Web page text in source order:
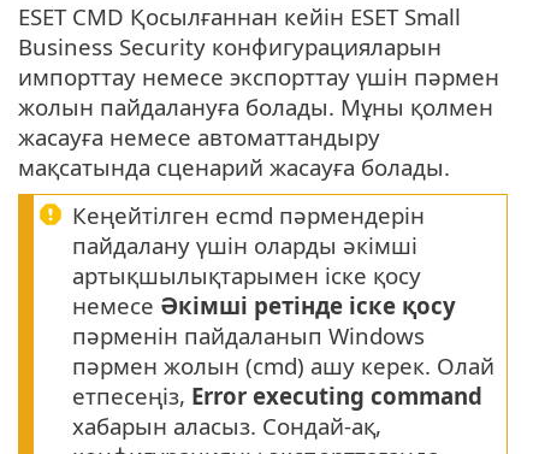
ESET CMD Қосылғаннан кейін ESET Small
Business Security конфигурацияларын
импорттау немесе экспорттау үшін пәрмен
жолын пайдалануға болады. Мұны қолмен
жасауға немесе автоматтандыру
мақсатында сценарий жасауға болады.
Кеңейтілген ecmd пәрмендерін
пайдалану үшін оларды әкімші
артықшылықтарымен іске қосу
немесе Әкімші ретінде іске қосу
пәрменін пайдаланып Windows
пәрмен жолын (cmd) ашу керек. Олай
етпесеңіз, Error executing command
хабарын аласыз. Сондай-ақ,